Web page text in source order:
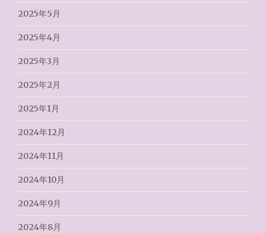
2025年5月
2025年4月
2025年3月
2025年2月
2025年1月
2024年12月
2024年11月
2024年10月
2024年9月
2024年8月